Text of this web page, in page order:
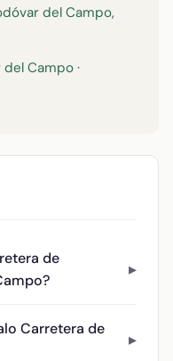
del Campo,
del Campo ·
de
Carretera de